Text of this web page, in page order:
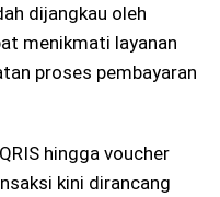
dijangkau oleh
menikmati layanan
proses pembayaran
hingga voucher
kini dirancang